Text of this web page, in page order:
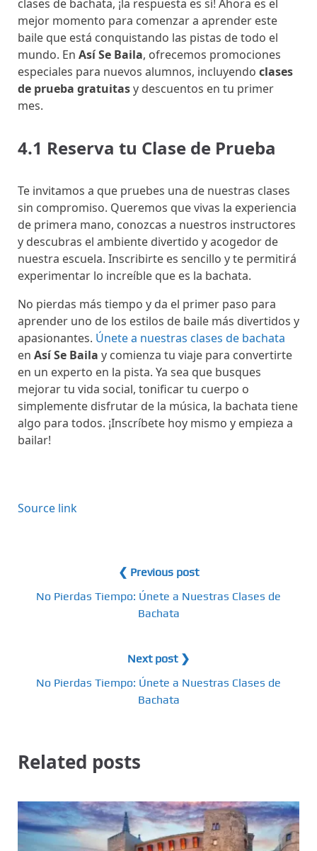
clases de bachata, ¡la respuesta es sí! Ahora es el
mejor momento para comenzar a aprender este
baile que está conquistando las pistas de todo el
mundo. En Así Se Baila, ofrecemos promociones
especiales para nuevos alumnos, incluyendo clases
de prueba gratuitasy descuentos en tu primer
mes.
4.1 Reserva tu Clase de Prueba
Te invitamos a que pruebes una de nuestras clases
sin compromiso. Queremos que vivas la experiencia
de primera mano, conozcas a nuestros instructores
y descubras el ambiente divertido y acogedor de
nuestra escuela. Inscribirte es sencillo y te permitirá
experimentar lo increíble que es la bachata.
No pierdas más tiempo y da el primer paso para
aprender uno de los estilos de baile más divertidos y
apasionantes. Únete a nuestras clases de bachata
en Así Se Baila y comienza tu viaje para convertirte
en un experto en la pista. Ya sea que busques
mejorar tu vida social, tonificar tu cuerpo o
simplemente disfrutar de la música, la bachata tiene
algo para todos. ¡Inscríbete hoy mismo y empieza a
bailar!
Source link
❮ Previous post
No Pierdas Tiempo: Únete a Nuestras Clases de
Bachata
Next post ❯
No Pierdas Tiempo: Únete a Nuestras Clases de
Bachata
Related posts